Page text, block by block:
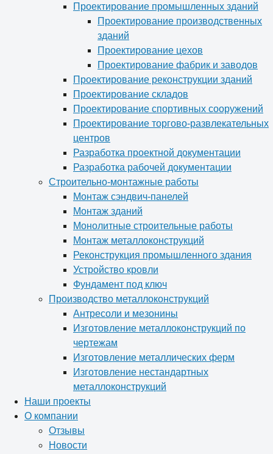
Проектирование промышленных зданий
Проектирование производственных
зданий
Проектирование цехов
Проектирование фабрик и заводов
Проектирование реконструкции зданий
Проектирование складов
Проектирование спортивных сооружений
Проектирование торгово-развлекательных
центров
Разработка проектной документации
Разработка рабочей документации
Строительно-монтажные работы
Монтаж сэндвич-панелей
Монтаж зданий
Монолитные строительные работы
Монтаж металлоконструкций
Реконструкция промышленного здания
Устройство кровли
Фундамент под ключ
Производство металлоконструкций
Антресоли и мезонины
Изготовление металлоконструкций по
чертежам
Изготовление металлических ферм
Изготовление нестандартных
металлоконструкций
Наши проекты
О компании
Отзывы
Новости